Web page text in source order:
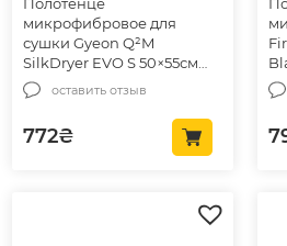
микрофибровое для
сушки Gyeon Q²M
SilkDryer EVO S 50×55см
(8809432671473)
оставить отзыв
772₴